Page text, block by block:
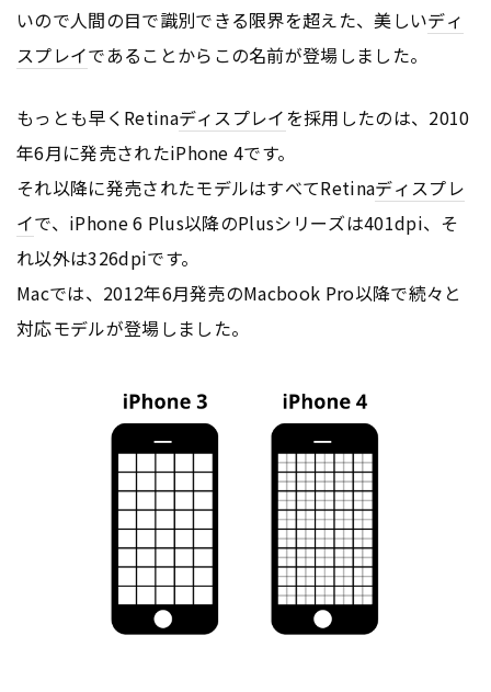
いので人間の目で識別できる限界を超えた、美しいディ
スプレイであることからこの名前が登場しました。
もっとも早くRetinaディスプレイを採用したのは、2010
年6月に発売されたiPhone 4です。
それ以降に発売されたモデルはすべてRetinaディスプレ
イで、iPhone 6 Plus以降のPlusシリーズは401dpi、そ
れ以外は326dpiです。
Macでは、2012年6月発売のMacbook Pro以降で続々と
対応モデルが登場しました。